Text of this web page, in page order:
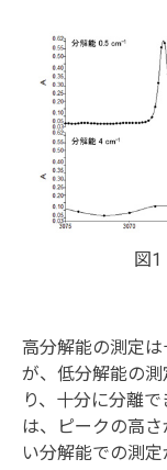
図1
高分解能の測定
が、低分解能の
り、十分に分離
は、ピークの高
い分解能での測定